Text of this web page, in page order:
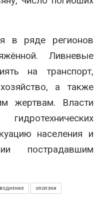
в ряде регионов
Ливневые
на транспорт,
а также
жертвам. Власти
населения и
пострадавшим
оползни